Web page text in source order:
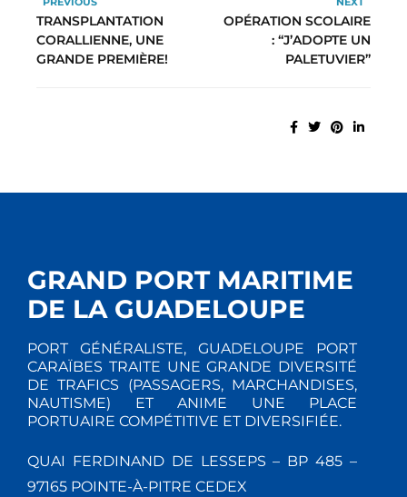
TRANSPLANTATION
CORALLIENNE, UNE
GRANDE PREMIÈRE!
OPÉRATION SCOLAIRE
: “J’ADOPTE UN
PALETUVIER”
GRAND PORT MARITIME
DE LA GUADELOUPE
PORT GÉNÉRALISTE, GUADELOUPE PORT
CARAÏBES TRAITE UNE GRANDE DIVERSITÉ
DE TRAFICS (PASSAGERS, MARCHANDISES,
NAUTISME) ET ANIME UNE PLACE
PORTUAIRE COMPÉTITIVE ET DIVERSIFIÉE.
QUAI FERDINAND DE LESSEPS – BP 485 –
97165 POINTE-À-PITRE CEDEX